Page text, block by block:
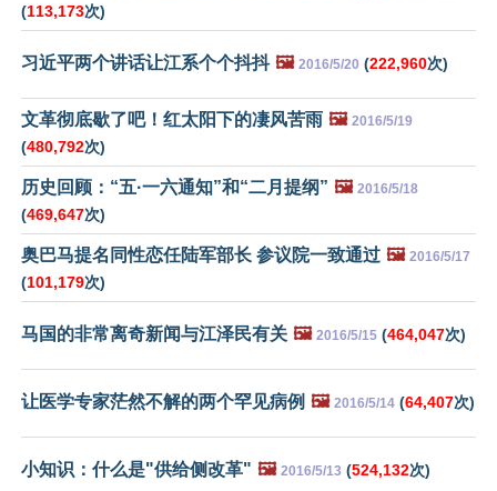
(113,173次)
习近平两个讲话让江系个个抖抖 🖼️ 2016/5/20 (222,960次)
文革彻底歇了吧！红太阳下的凄风苦雨 🖼️ 2016/5/19
(480,792次)
历史回顾：“五·一六通知”和“二月提纲” 🖼️ 2016/5/18
(469,647次)
奥巴马提名同性恋任陆军部长 参议院一致通过 🖼️ 2016/5/17
(101,179次)
马国的非常离奇新闻与江泽民有关 🖼️ 2016/5/15 (464,047次)
让医学专家茫然不解的两个罕见病例 🖼️ 2016/5/14 (64,407次)
小知识：什么是"供给侧改革" 🖼️ 2016/5/13 (524,132次)